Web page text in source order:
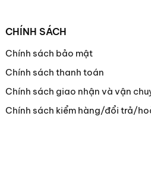
CHÍNH SÁCH
Chính sách bảo mật
Chính sách thanh toán
Chính sách giao nhận và vận
Chính sách kiểm hàng/đổi trả/